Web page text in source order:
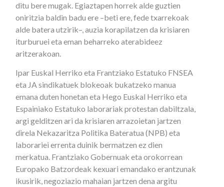
ditu bere mugak. Egiaztapen horrek alde guztien
oniritzia baldin badu ere –beti ere, fede txarrekoak
alde batera utzirik–, auzia korapilatzen da krisiaren
iturburuei eta eman beharreko aterabideez
aritzerakoan.
Ipar Euskal Herriko eta Frantziako Estatuko FNSEA
eta JA sindikatuek blokeoak bukatzeko manua
emana duten honetan eta Hego Euskal Herriko eta
Espainiako Estatuko laborariak protestan dabiltzala,
argi gelditzen ari da krisiaren arrazoietan jartzen
direla Nekazaritza Politika Bateratua (NPB) eta
laborariei errenta duinik bermatzen ez dien
merkatua. Frantziako Gobernuak eta orokorrean
Europako Batzordeak kexuari emandako erantzunak
ikusirik, negoziazio mahaian jartzen dena argitu